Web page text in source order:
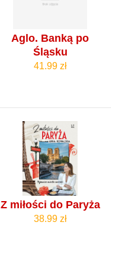
Aglo. Banką po
Śląsku
41.99 zł
Z miłości do Paryża
38.99 zł